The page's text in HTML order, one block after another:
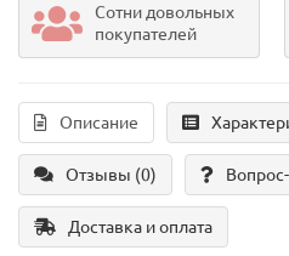
Сотни довольных
покупателей
Описание
Отзывы (0)
Доставка и оплата